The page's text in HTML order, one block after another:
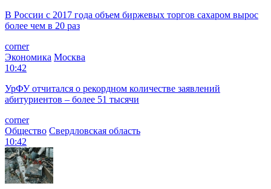
В России с 2017 года объем биржевых торгов сахаром вырос
более чем в 20 раз
corner
Экономика Москва
10:42
УрФУ отчитался о рекордном количестве заявлений
абитуриентов – более 51 тысячи
corner
Общество Свердловская область
10:42